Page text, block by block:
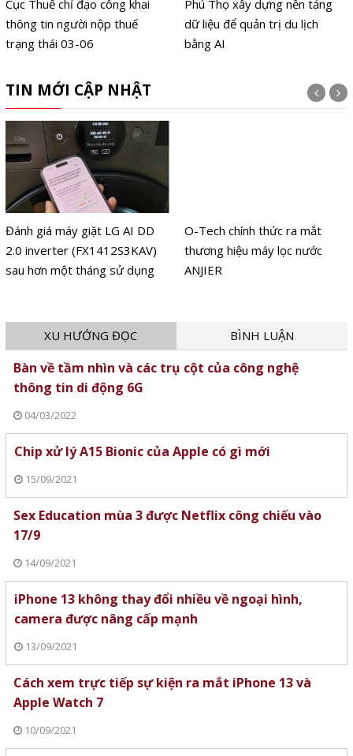
Cục Thuế chỉ đạo công khai
thông tin người nộp thuế
trạng thái 03-06
Phú Thọ xây dựng nền tảng
dữ liệu để quản trị du lịch
bằng AI
TIN MỚI CẬP NHẬT
Đánh giá máy giặt LG AI DD
2.0 inverter (FX1412S3KAV)
sau hơn một tháng sử dụng
O-Tech chính thức ra mắt
thương hiệu máy lọc nước
ANJIER
XU HƯỚNG ĐỌC BÌNH LUẬN
Bàn về tầm nhìn và các trụ cột của công nghệ
thông tin di động 6G
04/03/2022
Chip xử lý A15 Bionic của Apple có gì mới
15/09/2021
Sex Education mùa 3 được Netflix công chiếu vào
17/9
14/09/2021
iPhone 13 không thay đổi nhiều về ngoại hình,
camera được nâng cấp mạnh
13/09/2021
Cách xem trực tiếp sự kiện ra mắt iPhone 13 và
Apple Watch 7
10/09/2021